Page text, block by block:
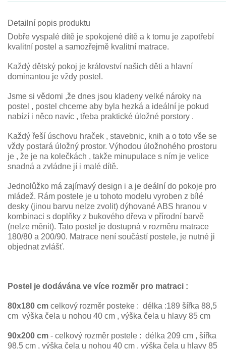
Detailní popis produktu
Dobře vyspalé dítě je spokojené dítě a k tomu je zapotřebí
kvalitní postel a samozřejmě kvalitní matrace.
Každý dětský pokoj je království našich děti a hlavní
dominantou je vždy postel.
Jsme si vědomi ,že dnes jsou kladeny velké nároky na
postel , postel chceme aby byla hezká a ideální je pokud
nabízí i něco navíc , třeba praktické úložné porstory .
Každý řeší úschovu hraček , stavebnic, knih a o toto vše se
vždy postará úložný prostor. Výhodou úložnohého prostoru
je , že je na kolečkách , takže minupulace s ním je velice
snadná a zvládne jí i malé dítě.
Jednolůžko má zajímavý design i a je deální do pokoje pro
mládež. Rám postele je u tohoto modelu vyroben z bílé
desky (jinou barvu nelze zvolit) dýhované ABS hranou v
kombinaci s doplňky z bukového dřeva v přírodní barvě
(nelze měnit). Tato postel je dostupná v rozměru matrace
180/80 a 200/90. Matrace není součástí postele, je nutné ji
objednat zvlášť.
Postel je dodávána ve více rozměr pro matraci :
80x180 cm celkový rozměr posteke : délka :189 šířka 88,5
cm výška čela u nohou 40 cm , výška čela u hlavy 85 cm
90x200 cm - celkový rozměr postele : délka 209 cm , šířka
98,5 cm , výška čela u nohou 40 cm , výška čela u hlavy 85